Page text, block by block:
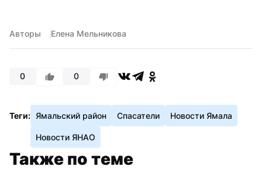
Авторы Елена Мельникова
0 0
Теги: Ямальский район Спасатели Новости Ямала
Новости ЯНАО
Также по теме